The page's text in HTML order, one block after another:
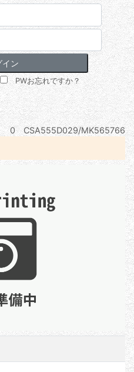
PWお忘れですか？
0 CSA555D029/MK565766